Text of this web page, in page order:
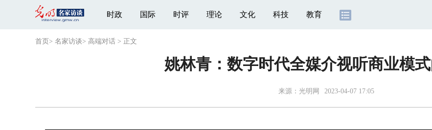
时政 国际 时评 理论 文化 科技 教育
首页 > 名家访谈> 高端对话 > 正文
姚林青：数字时代全媒介视听商业模
来源： 光明网 2023-04-07 17:05